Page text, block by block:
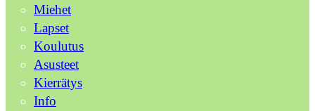
Miehet
Lapset
Koulutus
Asusteet
Kierrätys
Info